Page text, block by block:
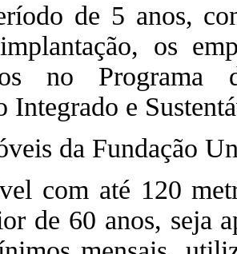
de 5 anos,
os
no Programa
Integrado e
da Fundação
com até 120
de 60 anos, seja